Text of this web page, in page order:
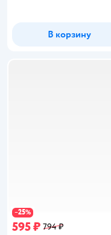
В корзину
−25%
595 ₽ 794 ₽